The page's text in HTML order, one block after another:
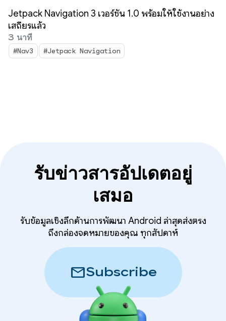
Jetpack Navigation 3 เวอร์ชัน 1.0 พร้อมให้ใช้งานอย่าง
เสถียรแล้ว
3 นาที
#Nav3 #Jetpack Navigation
รับข่าวสารอัปเดตอยู่
เสมอ
รับข้อมูลเชิงลึกด้านการพัฒนา Android ล่าสุดส่งตรง
ถึงกล่องจดหมายของคุณ ทุกสัปดาห์
mailSubscribe